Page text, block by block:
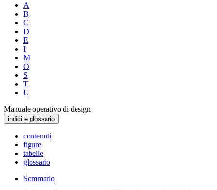
A
B
C
D
E
I
M
O
S
T
U
Manuale operativo di design
indici e glossario
contenuti
figure
tabelle
glossario
Sommario